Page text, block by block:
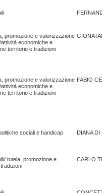
promozione e valorizzazione
economiche e
territorio e tradizioni
promozione e valorizzazione
economiche e
territorio e tradizioni
FABIO
sociali e handicap DIANA DI
tutela, promozione e
CARLO